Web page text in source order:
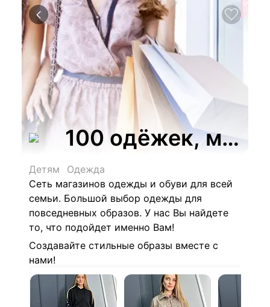
100 одёжек,
Детям
Одежда
Сеть магазинов одежды и обуви для всей
семьи. Большой выбор одежды для
повседневных образов. У нас Вы найдете
то, что подойдет именно Вам!
Создавайте стильные образы вместе с
нами!